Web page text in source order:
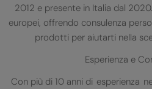
2012 e presente in Italia dal
europei, offrendo consulenza
prodotti per aiutarti nella
Esperienza e
Con più di 10 anni di esperienza